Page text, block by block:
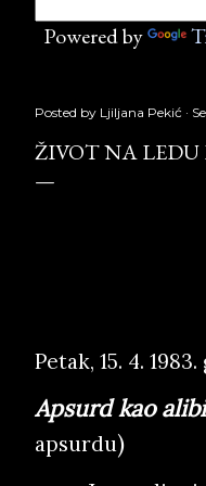
Powered by
Posted by Ljiljana Pekić
ŽIVOT NA LEDU
Petak, 15. 4.
Apsurd kao
apsurdu)